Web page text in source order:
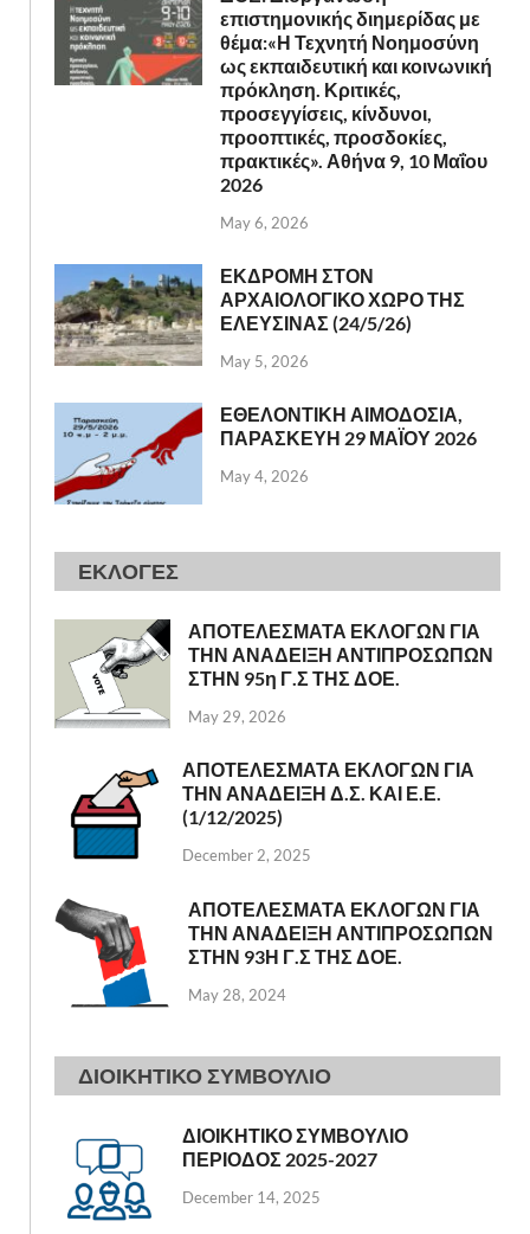
επιστημονικής διημερίδας με
θέμα:«Η Τεχνητή Νοημοσύνη
ως εκπαιδευτική και κοινωνική
πρόκληση. Κριτικές,
προσεγγίσεις, κίνδυνοι,
προοπτικές, προσδοκίες,
πρακτικές». Αθήνα 9, 10 Μαΐου
2026
May 6, 2026
ΕΚΔΡΟΜΗ ΣΤΟΝ
ΑΡΧΑΙΟΛΟΓΙΚΟ ΧΩΡΟ ΤΗΣ
ΕΛΕΥΣΙΝΑΣ (24/5/26)
May 5, 2026
ΕΘΕΛΟΝΤΙΚΗ ΑΙΜΟΔΟΣΙΑ,
ΠΑΡΑΣΚΕΥΗ 29 ΜΑΪΟΥ 2026
May 4, 2026
ΕΚΛΟΓΕΣ
ΑΠΟΤΕΛΕΣΜΑΤΑ ΕΚΛΟΓΩΝ ΓΙΑ
ΤΗΝ ΑΝΑΔΕΙΞΗ ΑΝΤΙΠΡΟΣΩΠΩΝ
ΣΤΗΝ 95η Γ.Σ ΤΗΣ ΔΟΕ.
May 29, 2026
ΑΠΟΤΕΛΕΣΜΑΤΑ ΕΚΛΟΓΩΝ ΓΙΑ
ΤΗΝ ΑΝΑΔΕΙΞΗ Δ.Σ. ΚΑΙ Ε.Ε.
(1/12/2025)
December 2, 2025
ΑΠΟΤΕΛΕΣΜΑΤΑ ΕΚΛΟΓΩΝ ΓΙΑ
ΤΗΝ ΑΝΑΔΕΙΞΗ ΑΝΤΙΠΡΟΣΩΠΩΝ
ΣΤΗΝ 93Η Γ.Σ ΤΗΣ ΔΟΕ.
May 28, 2024
ΔΙΟΙΚΗΤΙΚΟ ΣΥΜΒΟΥΛΙΟ
ΔΙΟΙΚΗΤΙΚΟ ΣΥΜΒΟΥΛΙΟ
ΠΕΡΙΟΔΟΣ 2025-2027
December 14, 2025